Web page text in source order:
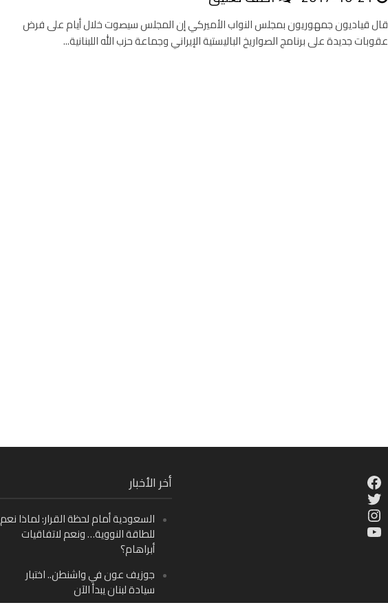
قال قياديون جمهوريون بمجلس النواب الأميركي إن المجلس سيصوت خلال أيام على فرض
عقوبات جديدة على برنامج الصواريخ الباليستية الإيراني وجماعة حزب الله اللبنانية...
أخر الأخبار
السعودية أمام لحظة القرار: لماذا نعم
للطاقة النووية… ونعم لاتفاقيات
أبراهام؟
جوزيف عون في واشنطن.. اختبار
سيادة لبنان يبدأ الآن
Facebook
Twitter
Instagram
YouTube